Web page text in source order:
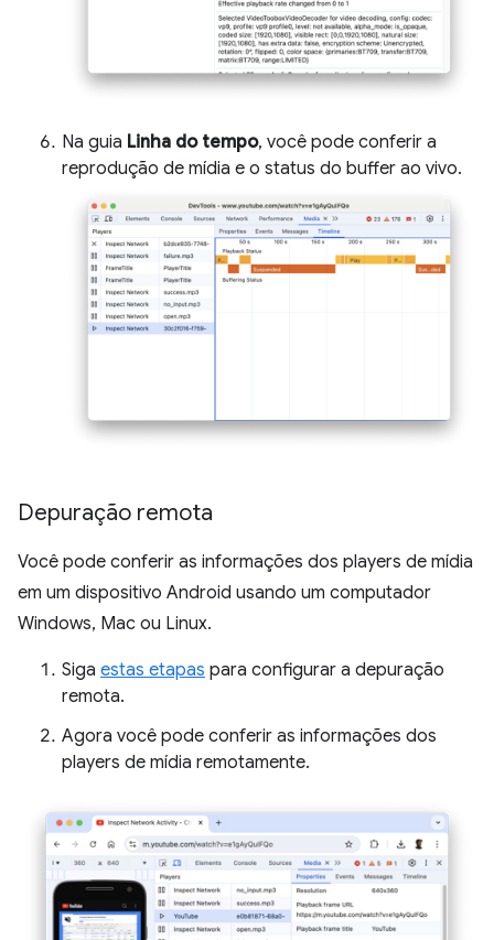
Na guia Linha do tempo, você pode conferir a
reprodução de mídia e o status do buffer ao vivo.
Depuração remota
Você pode conferir as informações dos players de mídia
em um dispositivo Android usando um computador
Windows, Mac ou Linux.
Siga estas etapas para configurar a depuração
remota.
Agora você pode conferir as informações dos
players de mídia remotamente.